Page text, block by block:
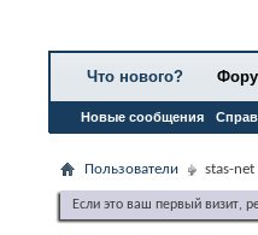
Что нового?
Новые сообщения
Пользователи stas-net
Если это ваш первый визит,